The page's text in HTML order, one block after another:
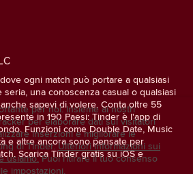
ogni match può portare a qualsiasi
una conoscenza casual o qualsiasi
sapevi di volere. Conta oltre 55
in 190 Paesi: Tinder è l'app di
Funzioni come Double Date, Music
e altre ancora sono pensate per
Scarica Tinder gratis su iOS e
per noi. Insieme ai nostri
per elaborare dati sui visitatori
inserzioni e migliorare le
di Tinder. Ulteriori informazioni sui
usiamo. Puoi ritirare il tuo consenso
impostazioni.